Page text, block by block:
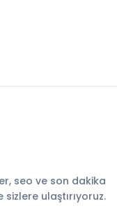
seo ve son dakika
sizlere ulaştırıyoruz.